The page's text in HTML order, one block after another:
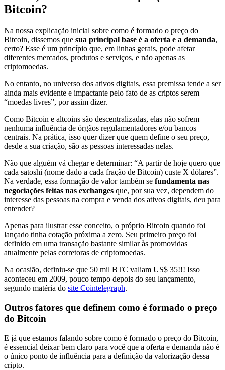
Bitcoin?
Na nossa explicação inicial sobre como é formado o preço do
Bitcoin, dissemos que sua principal base é a oferta e a demanda,
certo? Esse é um princípio que, em linhas gerais, pode afetar
diferentes mercados, produtos e serviços, e não apenas as
criptomoedas.
No entanto, no universo dos ativos digitais, essa premissa tende a ser
ainda mais evidente e impactante pelo fato de as criptos serem
“moedas livres”, por assim dizer.
Como Bitcoin e altcoins são descentralizadas, elas não sofrem
nenhuma influência de órgãos regulamentadores e/ou bancos
centrais. Na prática, isso quer dizer que quem define o seu preço,
desde a sua criação, são as pessoas interessadas nelas.
Não que alguém vá chegar e determinar: “A partir de hoje quero que
cada satoshi (nome dado a cada fração de Bitcoin) custe X dólares”.
Na verdade, essa formação de valor também se fundamenta nas
negociações feitas nas exchanges que, por sua vez, dependem do
interesse das pessoas na compra e venda dos ativos digitais, deu para
entender?
Apenas para ilustrar esse conceito, o próprio Bitcoin quando foi
lançado tinha cotação próxima a zero. Seu primeiro preço foi
definido em uma transação bastante similar às promovidas
atualmente pelas corretoras de criptomoedas.
Na ocasião, definiu-se que 50 mil BTC valiam US$ 35!!! Isso
aconteceu em 2009, pouco tempo depois do seu lançamento,
segundo matéria do site Cointelegraph.
Outros fatores que definem como é formado o preço
do Bitcoin
E já que estamos falando sobre como é formado o preço do Bitcoin,
é essencial deixar bem claro para você que a oferta e demanda não é
o único ponto de influência para a definição da valorização dessa
cripto.